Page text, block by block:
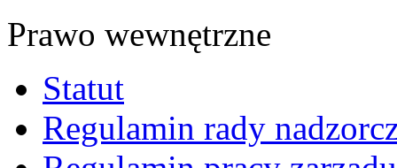
Prawo wewnętrzne
Statut
Regulamin rady